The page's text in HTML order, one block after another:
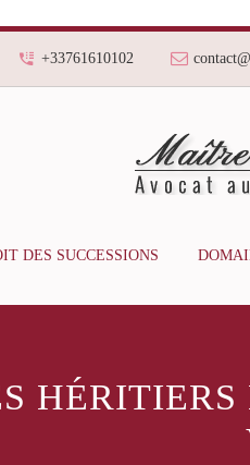
+33761610102
DES SUCCESSIONS